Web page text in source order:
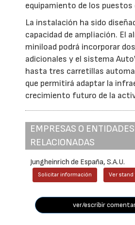
equipamiento de los puestos
La instalación ha sido
capacidad de ampliación. El
miniload podrá incorporar
adicionales y el sistema
hasta tres carretillas
que permitirá adaptar la
crecimiento futuro de la
EMPRESAS O ENTIDADES
RELACIONADAS
Jungheinrich de España, S.A.U.
Solicitar información Ver stand
ver/escribir